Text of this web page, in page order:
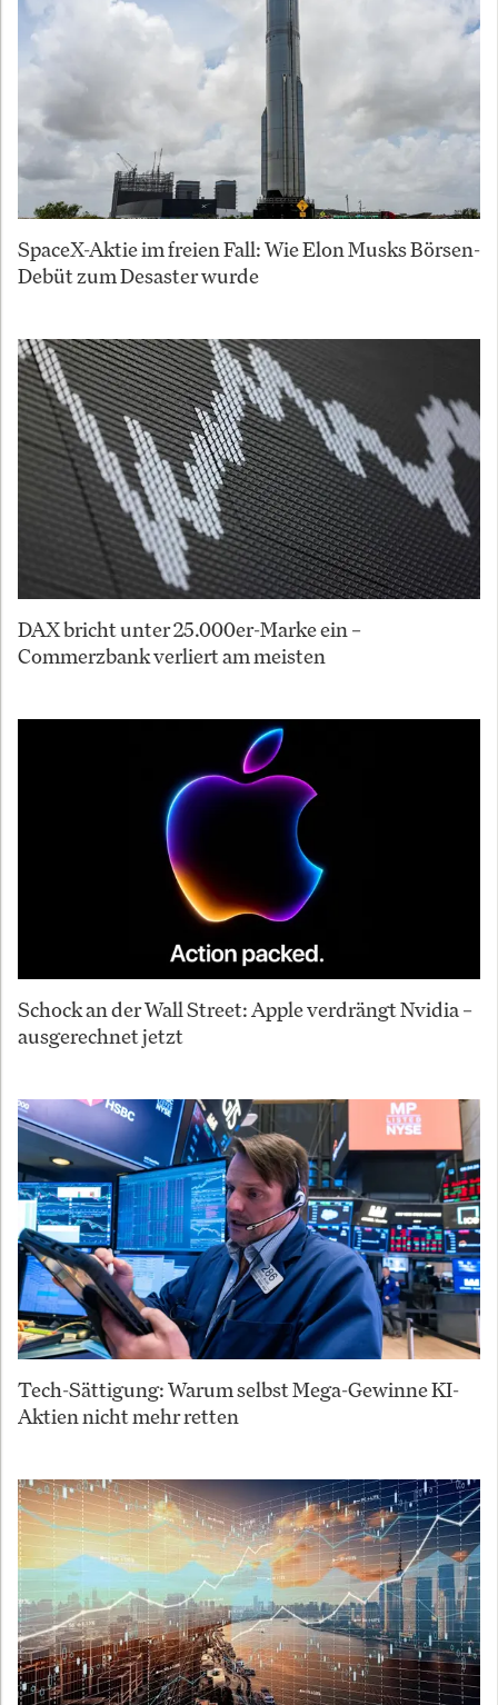
SpaceX-Aktie im freien Fall: Wie Elon Musks Börsen-
Debüt zum Desaster wurde
DAX bricht unter 25.000er-Marke ein –
Commerzbank verliert am meisten
Schock an der Wall Street: Apple verdrängt Nvidia –
ausgerechnet jetzt
Tech-Sättigung: Warum selbst Mega-Gewinne KI-
Aktien nicht mehr retten